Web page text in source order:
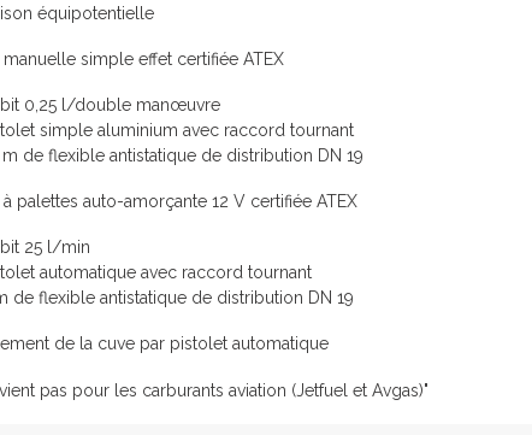
équipotentielle
manuelle simple effet certifiée ATEX
0,25 l/double manœuvre
simple aluminium avec raccord tournant
m de flexible antistatique de distribution DN 19
palettes auto-amorçante 12 V certifiée ATEX
25 l/min
automatique avec raccord tournant
de flexible antistatique de distribution DN 19
de la cuve par pistolet automatique
pas pour les carburants aviation (Jetfuel et Avgas)"